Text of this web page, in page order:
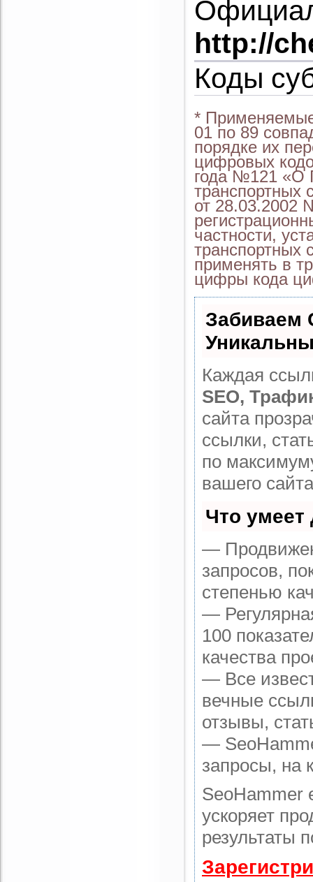
http://
Коды
*
01 по 89
порядке их
цифровых
года №121 «О
от 28.03.2002
частности,
транспортных
применять в
цифры кода
Каждая
SEO,
сайта
ссылки,
по
вашего
Что умеет
—
запросов,
степенью
—
100
качества
— Все
вечные
отзывы,
—
запросы, на
SeoHammer
ускоряет
результаты